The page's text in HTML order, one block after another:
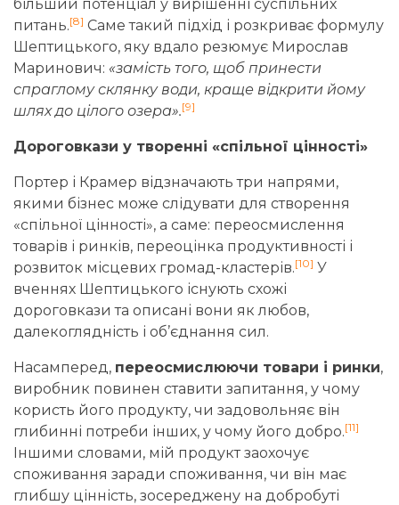
більший потенціал у вирішенні суспільних
питань.[8] Саме такий підхід і розкриває формулу
Шептицького, яку вдало резюмує Мирослав
Маринович: «замість того, щоб принести
спраглому склянку води, краще відкрити йому
шлях до цілого озера».[9]
Дороговкази у творенні «спільної цінності»
Портер і Крамер відзначають три напрями,
якими бізнес може слідувати для створення
«спільної цінності», а саме: переосмислення
товарів і ринків, переоцінка продуктивності і
розвиток місцевих громад-кластерів.[10] У
вченнях Шептицького існують схожі
дороговкази та описані вони як любов,
далекоглядність і об’єднання сил.
Насамперед, переосмислюючи товари і ринки,
виробник повинен ставити запитання, у чому
користь його продукту, чи задовольняє він
глибинні потреби інших, у чому його добро.[11]
Іншими словами, мій продукт заохочує
споживання заради споживання, чи він має
глибшу цінність, зосереджену на добробуті